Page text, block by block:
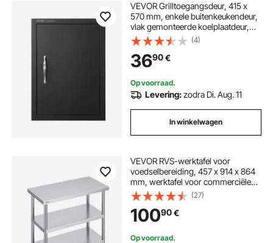
VEVOR Grilltoegangsdeur, 415 x
570 mm, enkele buitenkeukendeur,
vlak gemonteerde koelplaatdeur,
verticale wanddeur met handgreep,
voor grill-eiland, grillstation,
buitenkast, zwart
(4)
3690€
Op voorraad.
Levering:zodra Di. Aug. 11
In winkelwagen
VEVOR RVS-werktafel voor
voedselbereiding, 457 x 914 x 864
mm, werktafel voor commerciële
keukens, met 2 verstelbare
onderste planken, robuuste
metalen werktafel voor grill, keuken
(27)
10090€
Op voorraad.